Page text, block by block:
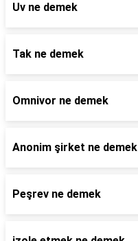
Uv ne demek
Tak ne demek
Omnivor ne demek
Anonim şirket ne demek
Peşrev ne demek